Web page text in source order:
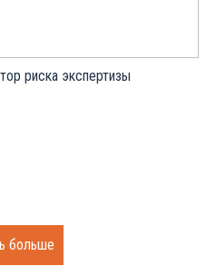
риска экспертизы
больше